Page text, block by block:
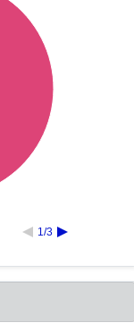
1/3